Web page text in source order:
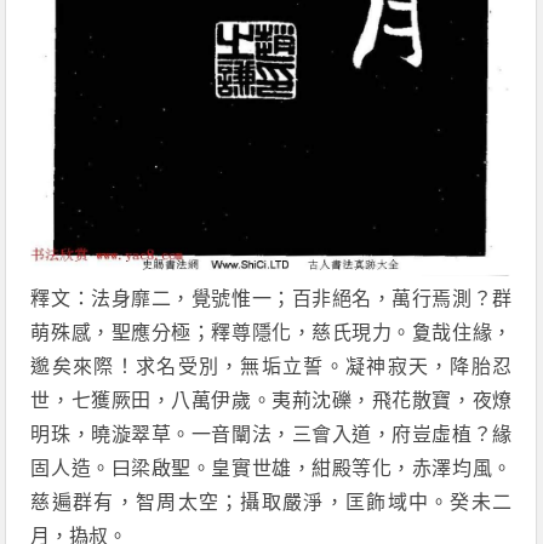
釋文：法身靡二，覺號惟一；百非絕名，萬行焉測？群
萌殊感，聖應分極；釋尊隱化，慈氏現力。夐哉住緣，
邈矣來際！求名受別，無垢立誓。凝神寂天，降胎忍
世，七獲厥田，八萬伊歲。夷荊沈礫，飛花散寶，夜燎
明珠，曉漩翠草。一音闡法，三會入道，府豈虛植？緣
固人造。曰梁啟聖。皇實世雄，紺殿等化，赤澤均風。
慈遍群有，智周太空；攝取嚴淨，匡飾域中。癸未二
月，撝叔。